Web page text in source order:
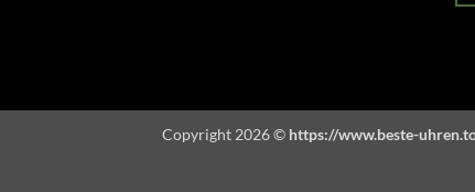
Copyright 2026 © https://www.beste-